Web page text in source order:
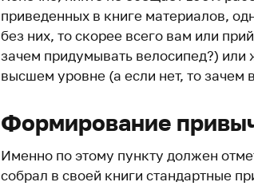
приведенных в книге материалов,
без них, то скорее всего вам или
зачем придумывать велосипед?) или
высшем уровне (а если нет, то зачем
Формирование
Именно по этому пункту должен
собрал в своей книги стандартные